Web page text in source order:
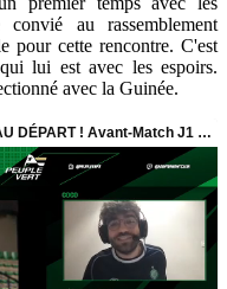
au rassemblement
pour cette rencontre. C'est
lui est avec les espoirs.
avec la Guinée.